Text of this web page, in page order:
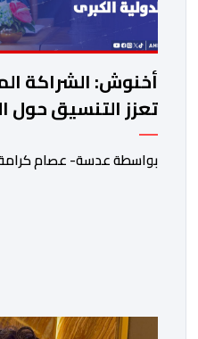
أخنوش: الشراكة
تعزز التنسيق حول
والدولية الكبرى
بواسطة عدسة- عصام